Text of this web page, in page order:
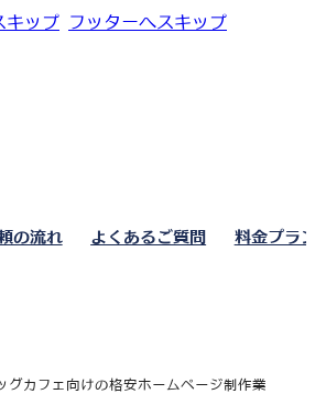
キップ フッターへスキップ
の流れ よくあるご質問 料金プラ
グカフェ向けの格安ホームページ制作業